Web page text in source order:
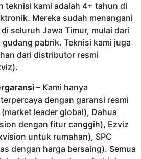
teknisi kami adalah 4+ tahun di
Mereka sudah menangani
seluruh Jawa Timur, mulai dari
pabrik. Teknisi kami juga
dari distributor resmi
– Kami hanya
dengan garansi resmi
leader global), Dahua
dengan fitur canggih), Ezviz
untuk rumahan), SPC
dengan harga bersaing). Semua